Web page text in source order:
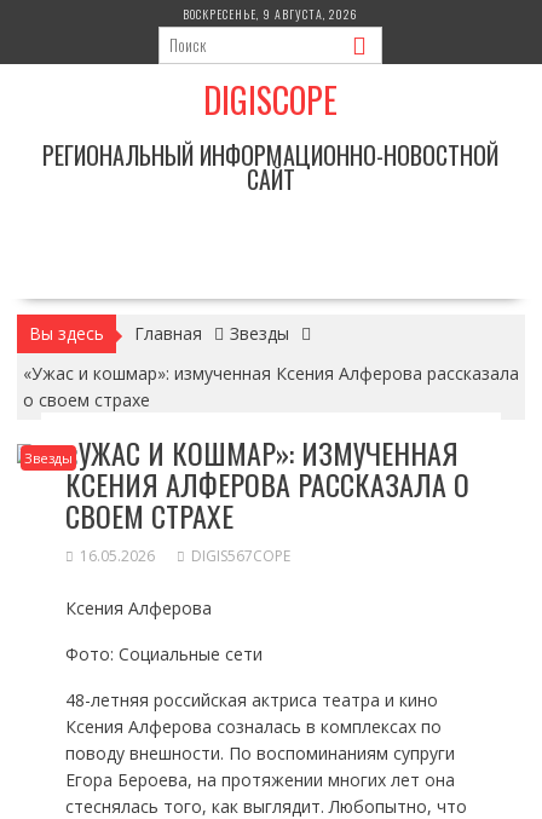
содержимому
ВОСКРЕСЕНЬЕ, 9 АВГУСТА, 2026
DIGISCOPE
РЕГИОНАЛЬНЫЙ ИНФОРМАЦИОННО-НОВОСТНОЙ
САЙТ
Вы здесь Главная
Звезды
«Ужас и кошмар»: измученная Ксения Алферова рассказала
о своем страхе
Звезды«УЖАС И КОШМАР»: ИЗМУЧЕННАЯ
КСЕНИЯ АЛФЕРОВА РАССКАЗАЛА О
СВОЕМ СТРАХЕ
16.05.2026 DIGIS567COPE
Ксения Алферова
Фото: Социальные сети
48-летняя российская актриса театра и кино
Ксения Алферова созналась в комплексах по
поводу внешности. По воспоминаниям супруги
Егора Бероева, на протяжении многих лет она
стеснялась того, как выглядит. Любопытно, что